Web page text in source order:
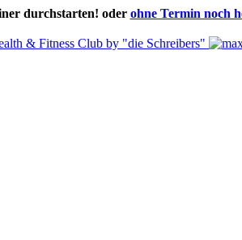
durchstarten! oder ohne Termin noch